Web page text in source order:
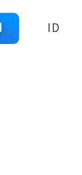
ID